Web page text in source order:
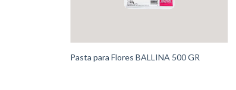
Pasta para Flores BALLINA 500 GR